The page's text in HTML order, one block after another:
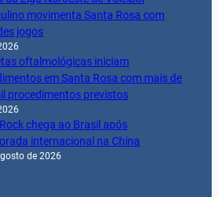
movimenta Santa Rosa com
jogos
oftalmológicas iniciam
em Santa Rosa com mais de
procedimentos previstos
chega ao Brasil após
internacional na China
de 2026